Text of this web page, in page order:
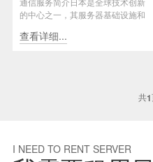
的中心之一，其服务器基础设施和
有...
查看详细...
共1
I NEED TO RENT SERVER